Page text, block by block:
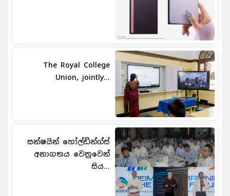
The Royal College
Union, jointly...
සන්ෂයින් හෝල්ඩින්ග්ස්
අනාගතය වෙනුවෙන්
සිය...